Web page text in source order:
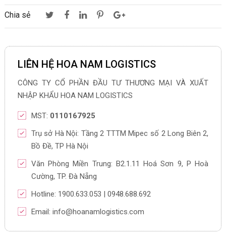
Chia sẻ
LIÊN HỆ HOA NAM LOGISTICS
CÔNG TY CỔ PHẦN ĐẦU TƯ THƯƠNG MẠI VÀ XUẤT
NHẬP KHẨU HOA NAM LOGISTICS
MST: 0110167925
Trụ sở Hà Nội: Tầng 2 TTTM Mipec số 2 Long Biên 2,
Bồ Đề, TP Hà Nội
Văn Phòng Miền Trung: B2.1.11 Hoá Sơn 9, P Hoà
Cường, TP. Đà Nẵng
Hotline: 1900.633.053 | 0948.688.692
Email: info@hoanamlogistics.com